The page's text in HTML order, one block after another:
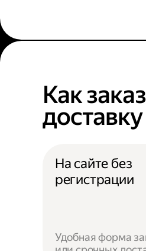
Как
доставку
На сайте без
регистрации
Удобная форма